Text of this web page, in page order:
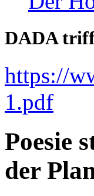
DADA
https://
1.pdf
Poesie
der